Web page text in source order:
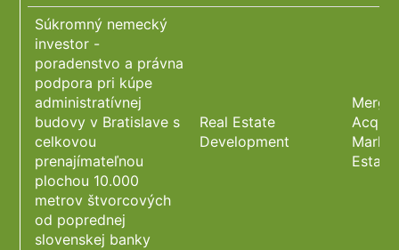
Súkromný nemecký
investor -
poradenstvo a právna
podpora pri kúpe
administratívnej
budovy v Bratislave s
celkovou
prenajímateľnou
plochou 10.000
metrov štvorcových
od poprednej
slovenskej banky
Real Estate
Development